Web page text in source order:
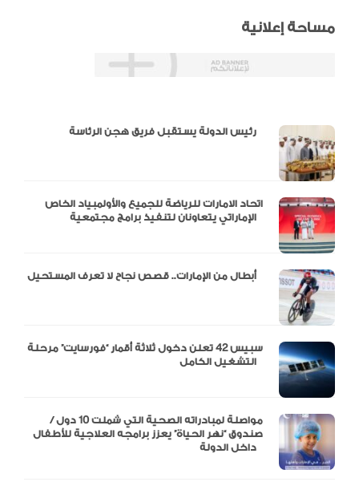
مساحة إعلانية
اتحاد الامارات للرياضة للجميع والأولمبياد الخاص
سبيس 42 تعلن دخول ثلاثة أقمار “فورسايت” مرحلة
مواصلة لمبادراته الصحية التي شملت 10 دول /
صندوق “نهر الحياة” يعزز برامجه العلاجية للأطفال